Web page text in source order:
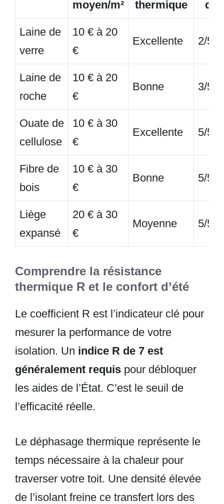
moyen/m²
thermique
Laine de
verre
10 € à 20
€
Excellente 2/5
Laine de
roche
10 € à 20
€
Bonne 3/5
Ouate de
cellulose
10 € à 30
€
Excellente 5/5
Fibre de
bois
10 € à 30
€
Bonne 5/5
Liège
expansé
20 € à 30
€
Moyenne 5/5
Comprendre la résistance
thermique R et le confort d’été
Le coefficient R est l’indicateur clé pour
mesurer la performance de votre
isolation. Un indice R de 7 est
généralement requis pour débloquer
les aides de l’État. C’est le seuil de
l’efficacité réelle.
Le déphasage thermique représente le
temps nécessaire à la chaleur pour
traverser votre toit. Une densité élevée
de l’isolant freine ce transfert lors des